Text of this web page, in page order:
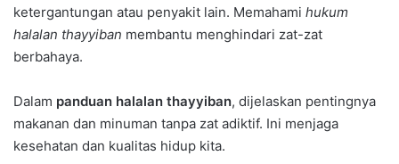
ketergantungan atau penyakit lain. Memahami hukum
halalan thayyiban membantu menghindari zat-zat
berbahaya.
Dalam panduan halalan thayyiban, dijelaskan pentingnya
makanan dan minuman tanpa zat adiktif. Ini menjaga
kesehatan dan kualitas hidup kita.